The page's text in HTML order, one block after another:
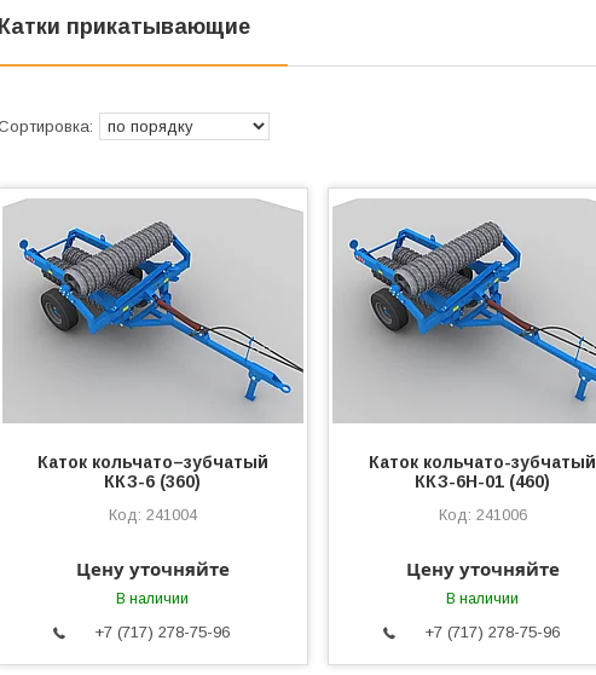
Катки прикатывающие
Каток кольчато–зубчатый
ККЗ-6 (360)
241004
Цену уточняйте
В наличии
+7 (717) 278-75-96
Каток кольчато-зубчатый
ККЗ-6Н-01 (460)
241006
Цену уточняйте
В наличии
+7 (717) 278-75-96